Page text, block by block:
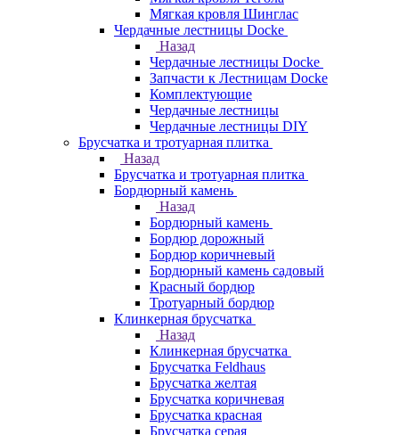
Мягкая кровля Шинглас
Чердачные лестницы Docke
Назад
Чердачные лестницы Docke
Запчасти к Лестницам Docke
Комплектующие
Чердачные лестницы
Чердачные лестницы DIY
Брусчатка и тротуарная плитка
Назад
Брусчатка и тротуарная плитка
Бордюрный камень
Назад
Бордюрный камень
Бордюр дорожный
Бордюр коричневый
Бордюрный камень садовый
Красный бордюр
Тротуарный бордюр
Клинкерная брусчатка
Назад
Клинкерная брусчатка
Брусчатка Feldhaus
Брусчатка желтая
Брусчатка коричневая
Брусчатка красная
Брусчатка серая